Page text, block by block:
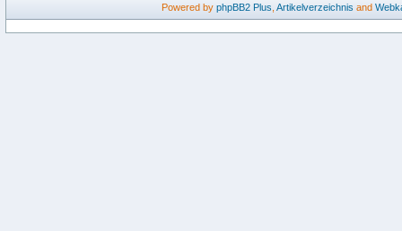
Powered by phpBB2 Plus Artikelverzeichnis and